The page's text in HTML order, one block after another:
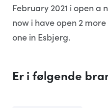
February 2021 i open a
now i have open 2
one in Esbjerg.
Er i følgende